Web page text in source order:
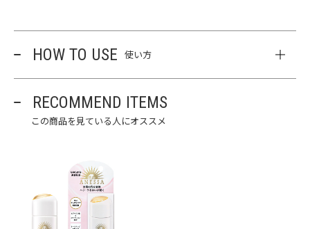
HOW TO USE 使い方
RECOMMEND ITEMS
この商品を見ている人にオススメ